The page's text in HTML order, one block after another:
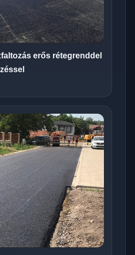
erős rétegrenddel